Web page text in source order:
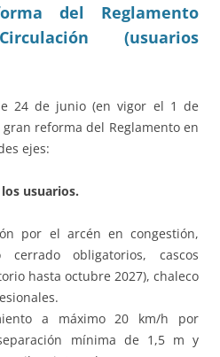
del Reglamento
(usuarios
24 de junio (en vigor el 1 de
reforma del Reglamento en
ejes:
usuarios.
por el arcén en congestión,
obligatorios, cascos
hasta octubre 2027), chaleco
a máximo 20 km/h por
mínima de 1,5 m y